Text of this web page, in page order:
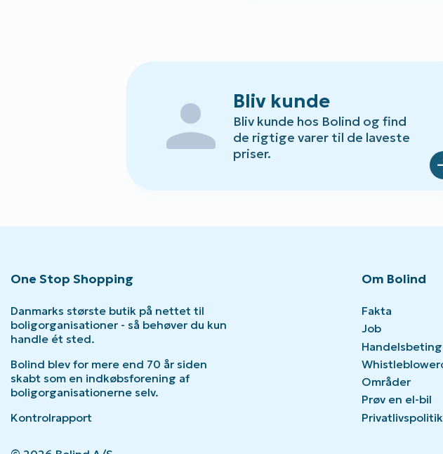
person Bliv kunde
Bliv kunde hos Bolind og find
de rigtige varer til de laveste
priser.
One Stop Shopping
Danmarks største butik på nettet til
boligorganisationer - så behøver du kun
handle ét sted.
Bolind blev for mere end 70 år siden
skabt som en indkøbsforening af
boligorganisationerne selv.
Kontrolrapport
Om Bolind
Fakta
Job
Områder
Prøv en el-bil
Privatlivspolitik